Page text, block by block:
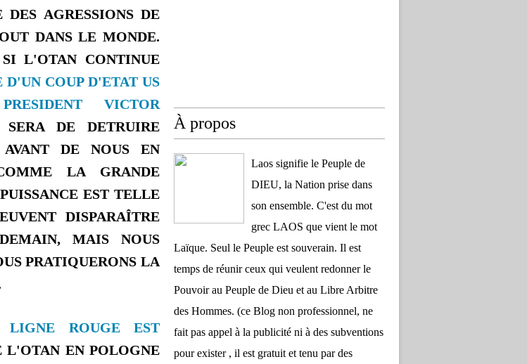
DES AGRESSIONS DE
DANS LE MONDE.
L'OTAN CONTINUE
COUP D'ETAT US
VICTOR
DE DETRUIRE
DE NOUS EN
LA GRANDE
EST TELLE
DISPARAÎTRE
MAIS NOUS
PRATIQUERONS LA
LIGNE ROUGE EST
L'OTAN EN POLOGNE
À propos
Laos signifie le Peuple de
DIEU, la Nation prise dans
son ensemble. C'est du mot
grec LAOS que vient le mot
Laïque. Seul le Peuple est souverain. Il est
temps de réunir ceux qui veulent redonner le
Pouvoir au Peuple de Dieu et au Libre Arbitre
des Hommes. (ce Blog non professionnel, ne
fait pas appel à la publicité ni à des subventions
pour exister , il est gratuit et tenu par des